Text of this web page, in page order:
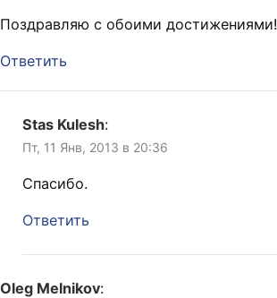
Поздравляю с обоими достижениями!
Ответить
Stas Kulesh:
Пт, 11 Янв, 2013 в 20:36
Спасибо.
Ответить
Oleg Melnikov: